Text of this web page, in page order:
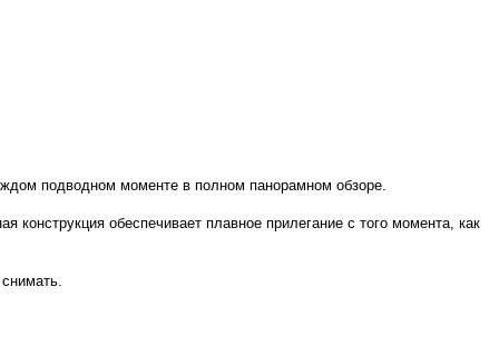
подводном моменте в полном панорамном обзоре.
обеспечивает плавное прилегание с того момента, как